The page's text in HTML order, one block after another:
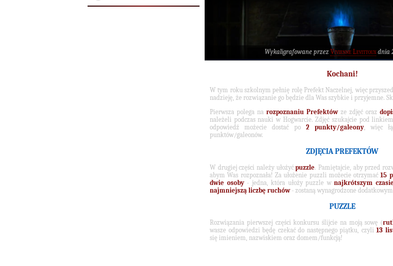
Wykaligrafowane przez Vivienne Levittoux dnia
Kochani!
W tym roku szkolnym pełnię rolę Prefekt Naczelnej, więc
nadzieję, że rozwiązanie go będzie dla Was szybkie i przyjemne.
Pierwsza polega na rozpoznaniu Prefektów ze zdjęć oraz
należeli podczas nauki w Hogwarcie. Zdjęć szukajcie pod
odpowiedź możecie dostać po 2 punkty/galeony, więc
punktów/galeonów.
ZDJĘCIA PREFEKTÓW
W drugiej części należy ułożyćpuzzle. Pamiętajcie, aby przed
abym Was rozpoznała! Za ułożenie puzzli możecie otrzymać15
dwie osoby- jedna, która ułoży puzzle w najkrótszym
najmniejszą liczbę ruchów - zostaną wynagrodzone
PUZZLE
Rozwiązania pierwszej części konkursu ślijcie na moją sowę (
wasze odpowiedzi będę czekać do następnego piątku, czyli13
się imieniem, nazwiskiem oraz domem/funkcją!